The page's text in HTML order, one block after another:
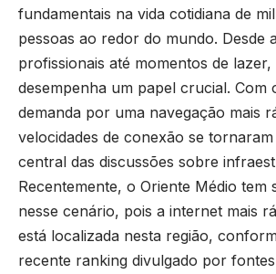
fundamentais na vida cotidiana de
pessoas ao redor do mundo. Desde
profissionais até momentos de lazer,
desempenha um papel crucial. Com
demanda por uma navegação mais
velocidades de conexão se
central das discussões sobre
Recentemente, o Oriente Médio tem
nesse cenário, pois a internet mais
está localizada nesta região,
recente ranking divulgado por